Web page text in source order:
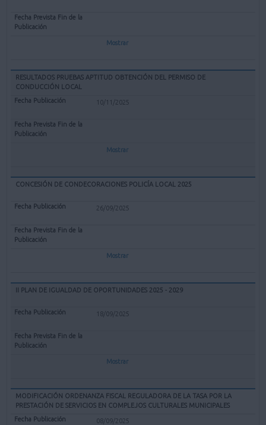
Mostrar
RESULTADOS PRUEBAS APTITUD OBTENCIÓN DEL PERMISO DE
CONDUCCIÓN LOCAL
10/11/2025
Mostrar
CONCESIÓN DE CONDECORACIONES POLICÍA LOCAL 2025
26/09/2025
Mostrar
II PLAN DE IGUALDAD DE OPORTUNIDADES 2025 - 2029
18/09/2025
Mostrar
MODIFICACIÓN ORDENANZA FISCAL REGULADORA DE LA TASA POR LA
PRESTACIÓN DE SERVICIOS EN COMPLEJOS CULTURALES MUNICIPALES
08/09/2025